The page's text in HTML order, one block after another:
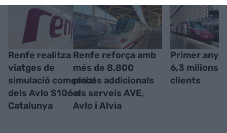
Renfe realitza
viatges de
simulació comercial
dels Avlo S106 a
Catalunya
Renfe reforça amb
més de 8.800
places addicionals
els serveis AVE,
Avlo i Alvia
Primer any
6,3 milions
clients